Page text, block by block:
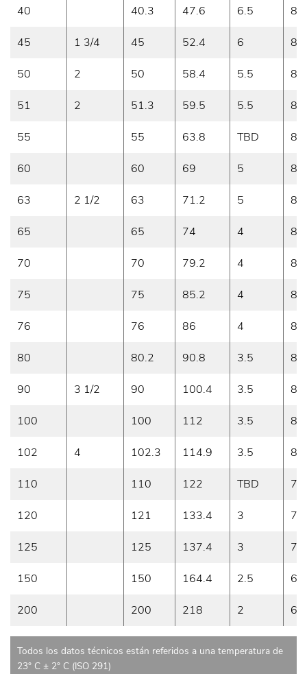
40 40.3 47.6 6.5 8
45 1 3/4 45 52.4 6 8
50 2 50 58.4 5.5 8
51 2 51.3 59.5 5.5 8
55 55 63.8 TBD 8
60 60 69 5 8
63 2 1/2 63 71.2 5 8
65 65 74 4 8
70 70 79.2 4 8
75 75 85.2 4 8
76 76 86 4 8
80 80.2 90.8 3.5 8
90 3 1/2 90 100.4 3.5 8
100 100 112 3.5 8
102 4 102.3 114.9 3.5 8
110 110 122 TBD 7
120 121 133.4 3 7
125 125 137.4 3 7
150 150 164.4 2.5 6
200 200 218 2 6
Todos los datos técnicos están referidos a una temperatura de
23° C ± 2° C (ISO 291)